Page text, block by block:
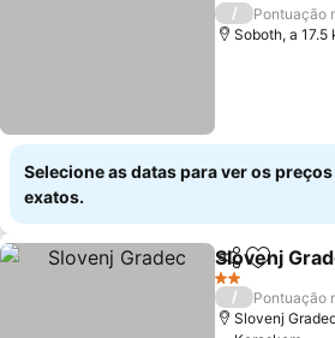
/
Pontuação
Soboth, a 17.5
Selecione as datas para ver os preços
exatos.
Partilhar
Slovenj
2 Estrelas
/
Pontuação
Slovenj